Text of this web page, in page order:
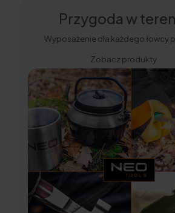
Przygoda w
Wyposażenie dla każdego łowcy
Zobacz produkty